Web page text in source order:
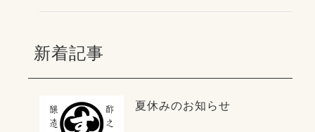
新着記事
夏休みのお知らせ